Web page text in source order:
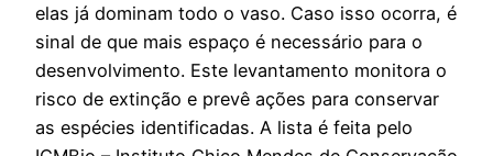
elas já dominam todo o vaso. Caso isso ocorra, é
sinal de que mais espaço é necessário para o
desenvolvimento. Este levantamento monitora o
risco de extinção e prevê ações para conservar
as espécies identificadas. A lista é feita pelo